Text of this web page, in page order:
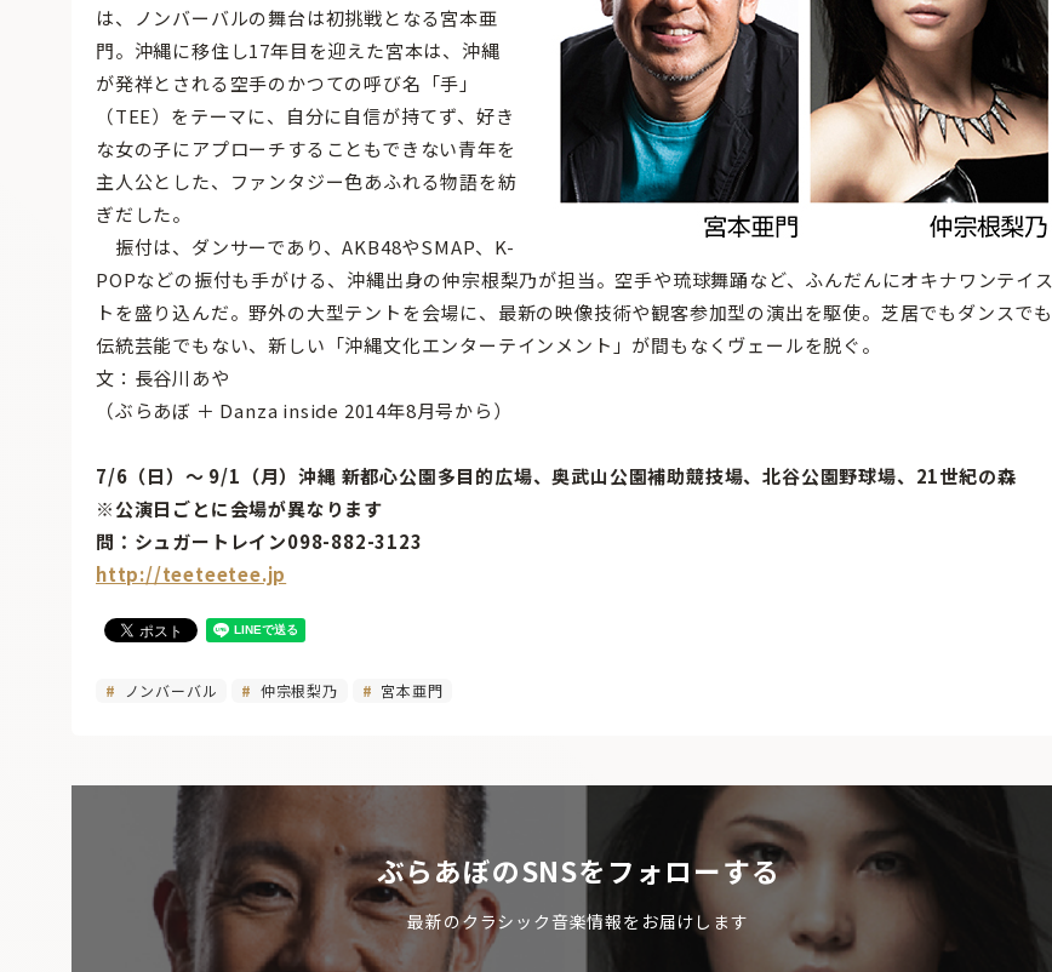
は、ノンバーバルの舞台は初挑戦となる宮本亜
門。沖縄に移住し17年目を迎えた宮本は、沖縄
が発祥とされる空手のかつての呼び名「手」
（TEE）をテーマに、自分に自信が持てず、好き
な女の子にアプローチすることもできない青年を
主人公とした、ファンタジー色あふれる物語を紡
ぎだした。
振付は、ダンサーであり、AKB48やSMAP、K-
POPなどの振付も手がける、沖縄出身の仲宗根梨乃が担当。空手や琉球舞踊など、ふんだんにオキナワンテイス
トを盛り込んだ。野外の大型テントを会場に、最新の映像技術や観客参加型の演出を駆使。芝居でもダンスでも
伝統芸能でもない、新しい「沖縄文化エンターテインメント」が間もなくヴェールを脱ぐ。
文：長谷川あや
（ぶらあぼ ＋ Danza inside 2014年8月号から）
7/6（日）〜 9/1（月）沖縄 新都心公園多目的広場、奥武山公園補助競技場、北谷公園野球場、21世紀の森
※公演日ごとに会場が異なります
問：シュガートレイン098-882-3123
http://teeteetee.jp
ノンバーバル 仲宗根梨乃 宮本亜門
ぶらあぼのSNSをフォローする
最新のクラシック音楽情報をお届けします